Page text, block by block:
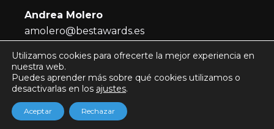
Andrea Molero
amolero@bestawards.es
Todos los derechos © 2026 | BEST!N
Utilizamos cookies para ofrecerte la mejor experiencia en
nuestra web.
Puedes aprender más sobre qué cookies utilizamos o
desactivarlas en los ajustes.
Aceptar Rechazar